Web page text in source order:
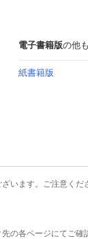
電子書籍版の他
紙書籍版
います。ご注意くだ
の各ページにてご確